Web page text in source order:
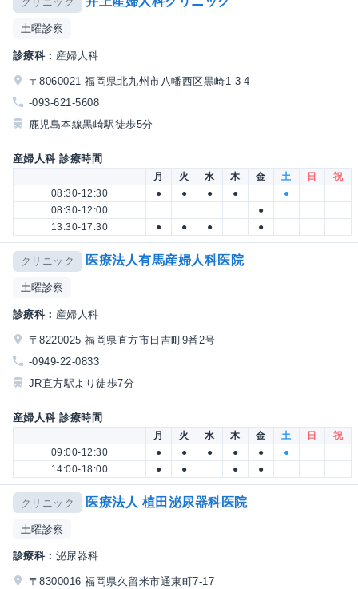
土曜診察
診療科： 産婦人科
〒8060021 福岡県北九州市八幡西区黒崎1-3-4
-093-621-5608
鹿児島本線黒崎駅徒歩5分
産婦人科 診療時間
月 火 水 木 金 土 日
祝
08:30-12:30
● ● ● ●
●
08:30-12:00
●
13:30-17:30
● ● ● ●
クリニック 医療法人有馬産婦人科医院
土曜診察
診療科： 産婦人科
〒8220025 福岡県直方市日吉町9番2号
-0949-22-0833
JR直方駅より徒歩7分
産婦人科 診療時間
月 火 水 木 金 土 日
祝
09:00-12:30
● ● ● ● ●
●
14:00-18:00
● ● ● ●
クリニック 医療法人 植田泌尿器科医院
土曜診察
診療科： 泌尿器科
〒8300016 福岡県久留米市通東町7-17